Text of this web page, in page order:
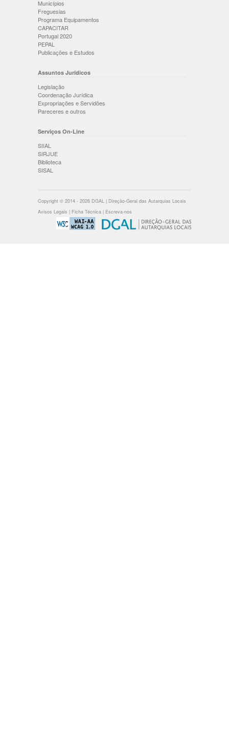
Municípios
Freguesias
Programa Equipamentos
CAPACITAR
Portugal 2020
PEPAL
Publicações e Estudos
Assuntos Jurídicos
Legislação
Coordenação Jurídica
Expropriações e Servidões
Pareceres e outros
Serviços On-Line
SIIAL
SIRJUE
Biblioteca
SISAL
Copyright © 2014 - 2026 DGAL | Direção-Geral das Autarquias Locais
Avisos Legais | Ficha Técnica | Escreva-nos